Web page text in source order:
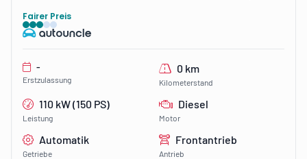
Fairer Preis
-
Erstzulassung
0 km
Kilometerstand
110 kW (150 PS)
Leistung
Diesel
Motor
Automatik
Getriebe
Frontantrieb
Antrieb